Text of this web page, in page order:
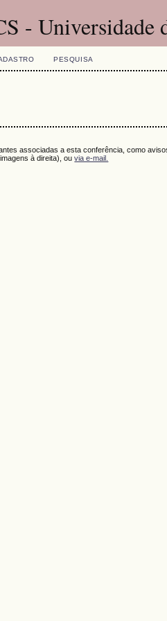
- Universidade
PESQUISA
associadas a esta conferência, como
à direita), ouvia e-mail.